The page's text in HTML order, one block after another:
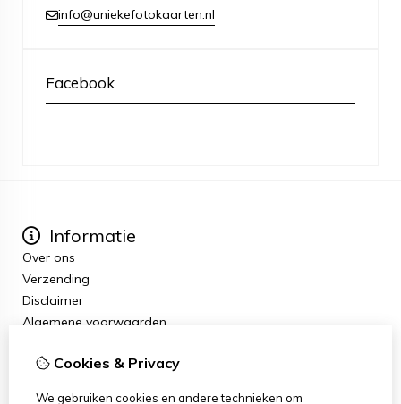
info@uniekefotokaarten.nl
Facebook
Informatie
Over ons
Verzending
Disclaimer
Algemene voorwaarden
Cadeaubon
Cookies & Privacy
We gebruiken cookies en andere technieken om